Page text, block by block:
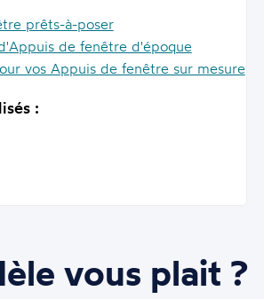
prêts-à-poser
de fenêtre d'époque
vos Appuis de fenêtre sur mesure
:
vous plait ?